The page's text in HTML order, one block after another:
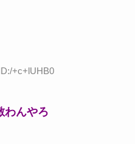
+c+lUHB0
わんやろ